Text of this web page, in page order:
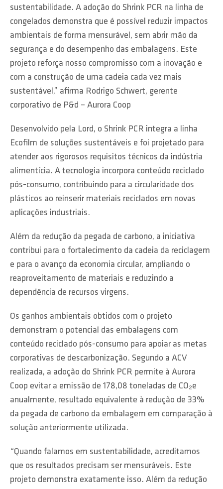
sustentabilidade. A adoção do Shrink PCR na linha de
congelados demonstra que é possível reduzir impactos
ambientais de forma mensurável, sem abrir mão da
segurança e do desempenho das embalagens. Este
projeto reforça nosso compromisso com a inovação e
com a construção de uma cadeia cada vez mais
sustentável,” afirma Rodrigo Schwert, gerente
corporativo de P&d – Aurora Coop
Desenvolvido pela Lord, o Shrink PCR integra a linha
Ecofilm de soluções sustentáveis e foi projetado para
atender aos rigorosos requisitos técnicos da indústria
alimentícia. A tecnologia incorpora conteúdo reciclado
pós-consumo, contribuindo para a circularidade dos
plásticos ao reinserir materiais reciclados em novas
aplicações industriais.
Além da redução da pegada de carbono, a iniciativa
contribui para o fortalecimento da cadeia da reciclagem
e para o avanço da economia circular, ampliando o
reaproveitamento de materiais e reduzindo a
dependência de recursos virgens.
Os ganhos ambientais obtidos com o projeto
demonstram o potencial das embalagens com
conteúdo reciclado pós-consumo para apoiar as metas
corporativas de descarbonização. Segundo a ACV
realizada, a adoção do Shrink PCR permite à Aurora
Coop evitar a emissão de 178,08 toneladas de CO₂e
anualmente, resultado equivalente à redução de 33%
da pegada de carbono da embalagem em comparação à
solução anteriormente utilizada.
“Quando falamos em sustentabilidade, acreditamos
que os resultados precisam ser mensuráveis. Este
projeto demonstra exatamente isso. Além da redução